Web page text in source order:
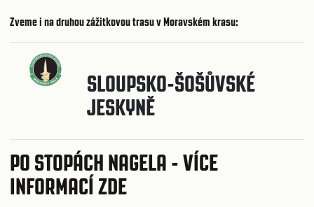
Zveme i na druhou zážitkovou trasu v Moravském krasu:
SLOUPSKO-ŠOŠŮVSKÉ
JESKYNĚ
PO STOPÁCH NAGELA -VÍCE
INFORMACÍ ZDE